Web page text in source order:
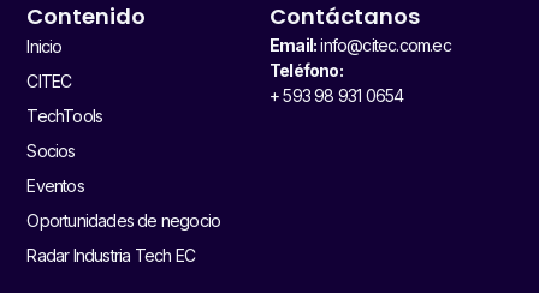
Contenido
Inicio
CITEC
TechTools
Socios
Eventos
Oportunidades de negocio
Radar Industria Tech EC
Contáctanos
Email:info@citec.com.ec
Teléfono:
+ 593 98 931 0654